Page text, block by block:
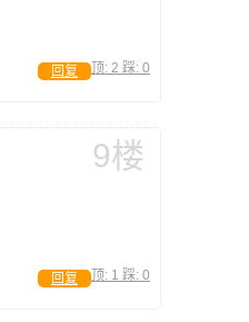
顶: 2 踩: 0
回复
9楼
顶: 1 踩: 0
回复